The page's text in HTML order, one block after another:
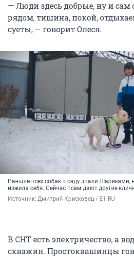
— Люди здесь добрые, ну и сам
рядом, тишина, покой,
суеты, — говорит Олеся.
Раньше всех собак в саду звали Шариками,
изжила себя. Сейчас псам дают другие
Источник: Дмитрий Крисковец / E1.RU
В СНТ есть электричество, а
скважин. Простоквашинцы